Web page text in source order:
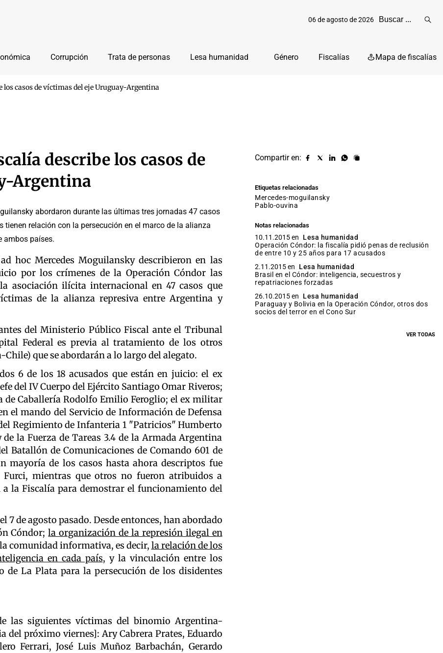
06 de agosto de 2026
Corrupción Trata de personas Lesa humanidad Género Fiscalías Mapa de fiscalías
los casos de víctimas del eje Uruguay-Argentina
describe los casos de
Argentina
abordaron durante las últimas tres jornadas 47 casos
relación con la persecución en el marco de la alianza
ambos países.
hoc Mercedes Moguilansky describieron en las
por los crímenes de la Operación Cóndor las
asociación ilícita internacional en 47 casos que
de la alianza represiva entre Argentina y
del Ministerio Público Fiscal ante el Tribunal
Federal es previa al tratamiento de los otros
que se abordarán a lo largo del alegato.
6 de los 18 acusados que están en juicio: el ex
del IV Cuerpo del Ejército Santiago Omar Riveros;
de Caballería Rodolfo Emilio Feroglio; el ex militar
el mando del Servicio de Información de Defensa
Regimiento de Infanteria 1 "Patricios" Humberto
la Fuerza de Tareas 3.4 de la Armada Argentina
Batallón de Comunicaciones de Comando 601 de
mayoría de los casos hasta ahora descriptos fue
Furci, mientras que otros no fueron atribuidos a
la Fiscalía para demostrar el funcionamiento del
de agosto pasado. Desde entonces, han abordado
Cóndor;la organización de la represión ilegal en
comunidad informativa, es decir, la relación de los
en cada país, y la vinculación entre los
de La Plata para la persecución de los disidentes
las siguientes víctimas del binomio Argentina-
del próximo viernes]: Ary Cabrera Prates, Eduardo
Ferrari, José Luis Muñoz Barbachán, Gerardo
Compartir en:
Compartir
Compartir
Compartir
Compartir
Copiar
Etiquetas relacionadas
mercedes-moguilansky
pablo-ouvina
Notas relacionadas
10.11.2015 en
Lesa humanidad
Operación Cóndor: la fiscalía pidió penas de reclusión
de entre 10 y 25 años para 17 acusados
2.11.2015 en
Lesa humanidad
Brasil en el Cóndor: inteligencia, secuestros y
repatriaciones forzadas
26.10.2015 en
Lesa humanidad
Paraguay y Bolivia en la Operación Cóndor, otros dos
socios del terror en el Cono Sur
VER TODAS